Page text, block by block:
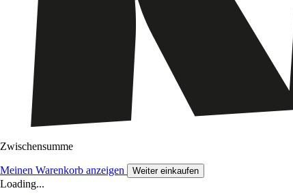
Zwischensumme
Meinen Warenkorb anzeigen Weiter einkaufen
Loading...